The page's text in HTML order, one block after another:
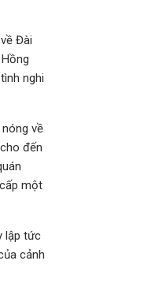
Đài
nghi
về
đến
một
lập tức
cảnh